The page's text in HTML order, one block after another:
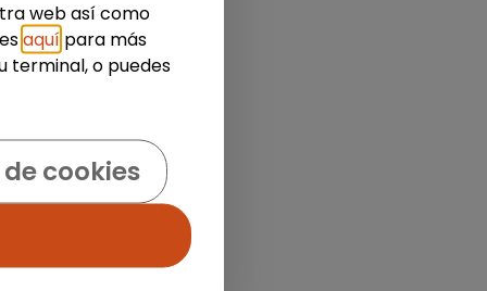
web así como
aquí para más
terminal, o puedes
cookies